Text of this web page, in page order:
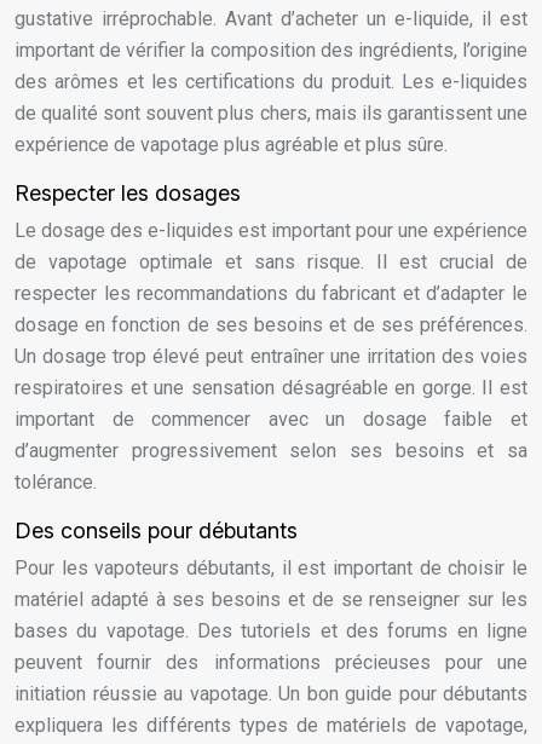
gustative irréprochable. Avant d’acheter un e-liquide, il est
important de vérifier la composition des ingrédients, l’origine
des arômes et les certifications du produit. Les e-liquides
de qualité sont souvent plus chers, mais ils garantissent une
expérience de vapotage plus agréable et plus sûre.
Respecter les dosages
Le dosage des e-liquides est important pour une expérience
de vapotage optimale et sans risque. Il est crucial de
respecter les recommandations du fabricant et d’adapter le
dosage en fonction de ses besoins et de ses préférences.
Un dosage trop élevé peut entraîner une irritation des voies
respiratoires et une sensation désagréable en gorge. Il est
important de commencer avec un dosage faible et
d’augmenter progressivement selon ses besoins et sa
tolérance.
Des conseils pour débutants
Pour les vapoteurs débutants, il est important de choisir le
matériel adapté à ses besoins et de se renseigner sur les
bases du vapotage. Des tutoriels et des forums en ligne
peuvent fournir des informations précieuses pour une
initiation réussie au vapotage. Un bon guide pour débutants
expliquera les différents types de matériels de vapotage,